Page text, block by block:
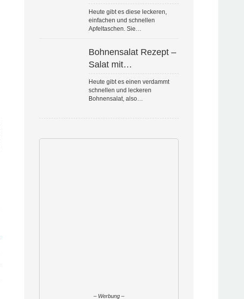
Heute gibt es diese leckeren,
einfachen und schnellen
Apfeltaschen. Sie…
Bohnensalat Rezept –
Salat mit…
Heute gibt es einen verdammt
schnellen und leckeren
Bohnensalat, also…
– Werbung –